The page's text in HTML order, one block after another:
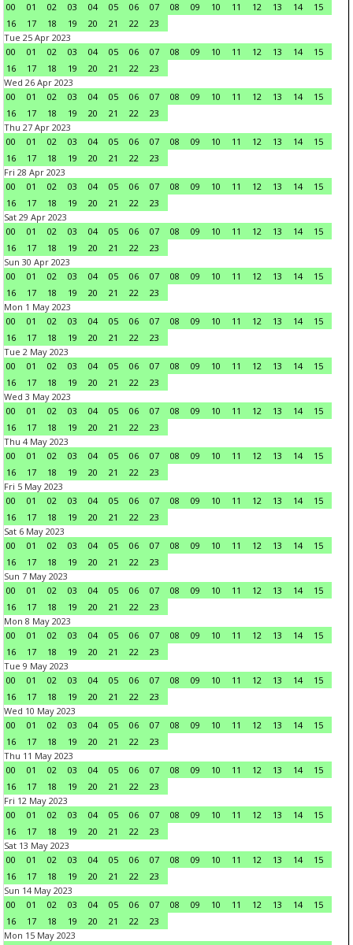
00
01 02 03 04 05 06 07 08 09 10 11 12 13 14
15
16
17 18 19 20 21 22
23
Tue 25 Apr 2023
00
01 02 03 04 05 06 07 08 09 10 11 12 13 14
15
16
17 18 19 20 21 22
23
Wed 26 Apr 2023
00
01 02 03 04 05 06 07 08 09 10 11 12 13 14
15
16
17 18 19 20 21 22
23
Thu 27 Apr 2023
00
01 02 03 04 05 06 07 08 09 10 11 12 13 14
15
16
17 18 19 20 21 22
23
Fri 28 Apr 2023
00
01 02 03 04 05 06 07 08 09 10 11 12 13 14
15
16
17 18 19 20 21 22
23
Sat 29 Apr 2023
00
01 02 03 04 05 06 07 08 09 10 11 12 13 14
15
16
17 18 19 20 21 22
23
Sun 30 Apr 2023
00
01 02 03 04 05 06 07 08 09 10 11 12 13 14
15
16
17 18 19 20 21 22
23
Mon 1 May 2023
00
01 02 03 04 05 06 07 08 09 10 11 12 13 14
15
16
17 18 19 20 21 22
23
Tue 2 May 2023
00
01 02 03 04 05 06 07 08 09 10 11 12 13 14
15
16
17 18 19 20 21 22
23
Wed 3 May 2023
00
01 02 03 04 05 06 07 08 09 10 11 12 13 14
15
16
17 18 19 20 21 22
23
Thu 4 May 2023
00
01 02 03 04 05 06 07 08 09 10 11 12 13 14
15
16
17 18 19 20 21 22
23
Fri 5 May 2023
00
01 02 03 04 05 06 07 08 09 10 11 12 13 14
15
16
17 18 19 20 21 22
23
Sat 6 May 2023
00
01 02 03 04 05 06 07 08 09 10 11 12 13 14
15
16
17 18 19 20 21 22
23
Sun 7 May 2023
00
01 02 03 04 05 06 07 08 09 10 11 12 13 14
15
16
17 18 19 20 21 22
23
Mon 8 May 2023
00
01 02 03 04 05 06 07 08 09 10 11 12 13 14
15
16
17 18 19 20 21 22
23
Tue 9 May 2023
00
01 02 03 04 05 06 07 08 09 10 11 12 13 14
15
16
17 18 19 20 21 22
23
Wed 10 May 2023
00
01 02 03 04 05 06 07 08 09 10 11 12 13 14
15
16
17 18 19 20 21 22
23
Thu 11 May 2023
00
01 02 03 04 05 06 07 08 09 10 11 12 13 14
15
16
17 18 19 20 21 22
23
Fri 12 May 2023
00
01 02 03 04 05 06 07 08 09 10 11 12 13 14
15
16
17 18 19 20 21 22
23
Sat 13 May 2023
00
01 02 03 04 05 06 07 08 09 10 11 12 13 14
15
16
17 18 19 20 21 22
23
Sun 14 May 2023
00
01 02 03 04 05 06 07 08 09 10 11 12 13 14
15
16
17 18 19 20 21 22
23
Mon 15 May 2023